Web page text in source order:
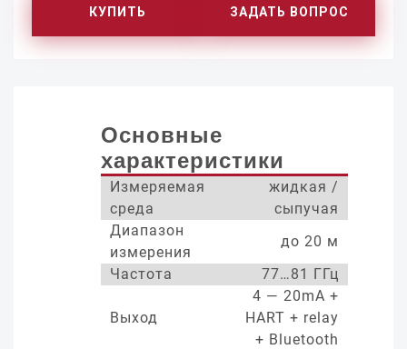
КУПИТЬ ЗАДАТЬ ВОПРОС
Основные
характеристики
Измеряемая
среда
жидкая /
сыпучая
Диапазон
измерения
до 20 м
Частота
77…81 ГГц
Выход
4 — 20mA +
HART + relay
+ Bluetooth